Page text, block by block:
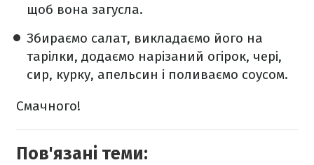
щоб вона загусла.
️Збираємо салат, викладаємо його на
тарілки, додаємо нарізаний огірок, чері,
сир, курку, апельсин і поливаємо соусом.
Смачного!
Пов'язані теми: